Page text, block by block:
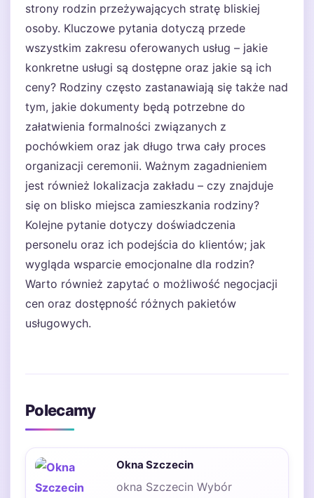
strony rodzin przeżywających stratę bliskiej
osoby. Kluczowe pytania dotyczą przede
wszystkim zakresu oferowanych usług – jakie
konkretne usługi są dostępne oraz jakie są ich
ceny? Rodziny często zastanawiają się także nad
tym, jakie dokumenty będą potrzebne do
załatwienia formalności związanych z
pochówkiem oraz jak długo trwa cały proces
organizacji ceremonii. Ważnym zagadnieniem
jest również lokalizacja zakładu – czy znajduje
się on blisko miejsca zamieszkania rodziny?
Kolejne pytanie dotyczy doświadczenia
personelu oraz ich podejścia do klientów; jak
wygląda wsparcie emocjonalne dla rodzin?
Warto również zapytać o możliwość negocjacji
cen oraz dostępność różnych pakietów
usługowych.
Polecamy
Okna Szczecin
okna Szczecin Wybór